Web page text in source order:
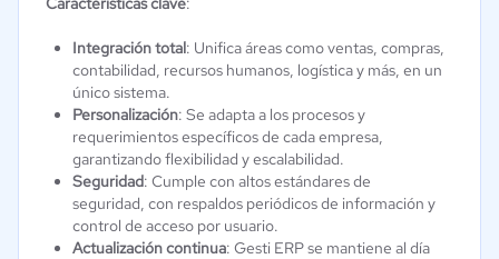
Integración total: Unifica áreas como ventas, compras,
contabilidad, recursos humanos, logística y más, en un
único sistema.
Personalización: Se adapta a los procesos y
requerimientos específicos de cada empresa,
garantizando flexibilidad y escalabilidad.
Seguridad: Cumple con altos estándares de
seguridad, con respaldos periódicos de información y
control de acceso por usuario.
Actualización continua: Gesti ERP se mantiene al día